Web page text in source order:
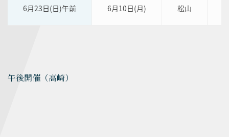
6月23日(日)午前 6月10日(月) 松山
午後開催（高崎）